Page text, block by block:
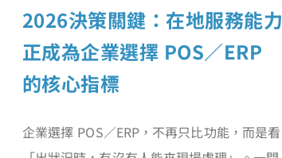
2026決策關鍵：在地服務能力
正成為企業選擇 POS／ERP
的核心指標
企業選擇 POS／ERP，不再只比功能，而是看